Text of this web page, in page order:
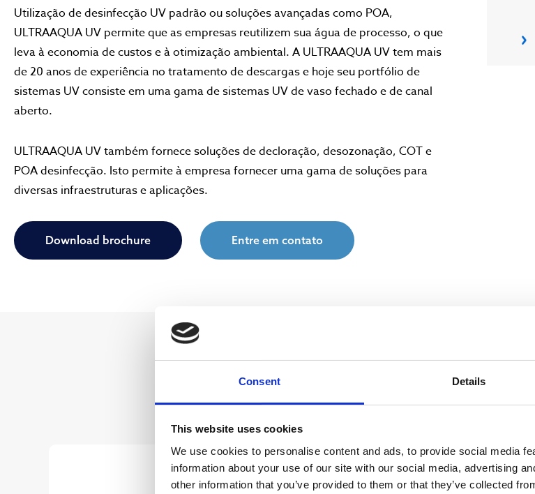
Consent Details
This website uses cookies
We use cookies to personalise content and ads, to provide social media
information about your use of our site with our social media, advertising
other information that you’ve provided to them or that they’ve collected
Utilização de desinfecção UV padrão ou soluções avançadas como POA,
ULTRAAQUA UV permite que as empresas reutilizem sua água de processo, o que
leva à economia de custos e à otimização ambiental. A ULTRAAQUA UV tem mais
de 20 anos de experiência no tratamento de descargas e hoje seu portfólio de
sistemas UV consiste em uma gama de sistemas UV de vaso fechado e de canal
aberto.
ULTRAAQUA UV também fornece soluções de decloração, desozonação, COT e
POA desinfecção. Isto permite à empresa fornecer uma gama de soluções para
diversas infraestruturas e aplicações.
Download brochure Entre em contato
SISTEMAS UV PARA ÁGUAS